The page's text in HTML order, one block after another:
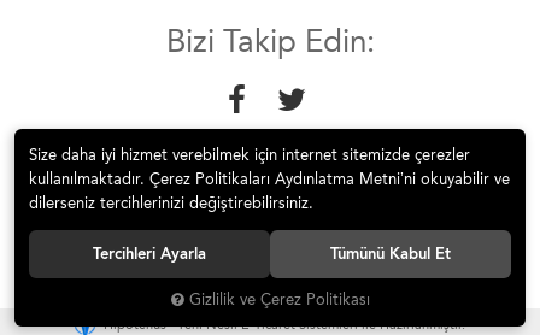
Bizi Takip Edin:
© 2018 Mobilyakeyfi İnternet Teknolojileri Mobilya Sanayi İç ve Dış
Tic.Ltd.Şti. Tüm hakları saklıdır.
Hipotenüs Yeni Nesil E-Ticaret Sistemleri ile Hazırlanmıştır.
Size daha iyi hizmet verebilmek için internet sitemizde çerezler
kullanılmaktadır. Çerez Politikaları Aydınlatma Metni’ni okuyabilir ve
dilerseniz tercihlerinizi değiştirebilirsiniz.
Tercihleri Ayarla Tümünü Kabul Et
Gizlilik ve Çerez Politikası